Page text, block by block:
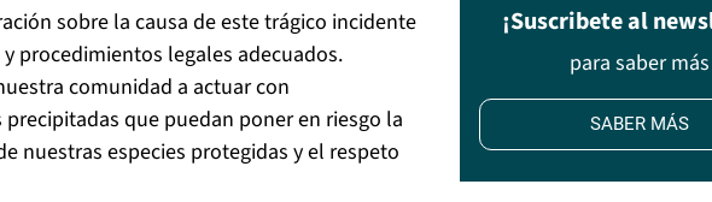
sobre la causa de este trágico incidente
procedimientos legales adecuados.
comunidad a actuar con
que puedan poner en riesgo la
nuestras especies protegidas y el respeto
¡Suscribete al
para saber más
SABER MÁS